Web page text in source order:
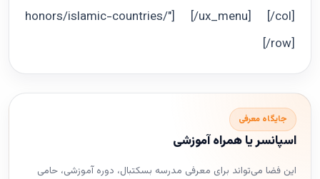
honors/islamic-countries/"] [/ux_menu] [/col]
[/row]
جایگاه معرفی
اسپانسر یا همراه آموزشی
این فضا می‌تواند برای معرفی مدرسه بسکتبال، دوره آموزشی، حامی